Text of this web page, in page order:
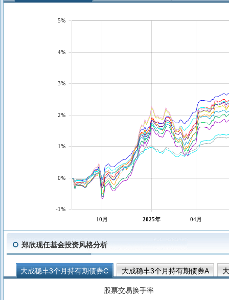
10月 2025年 04月
-1%
0%
1%
2%
3%
4%
5%
郑欣现任基金投资风格分析
大成稳丰3个月持有期债券C 大成稳丰3个月持有期债券A
大成惠福债券C
股票交易换手率